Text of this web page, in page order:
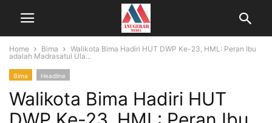
Home Bima
Walikota Bima Hadiri HUT DWP Ke-23, HML: Peran Ibu
adalah Madrasatul Ula...
Bima Headline
Walikota Bima Hadiri HUT